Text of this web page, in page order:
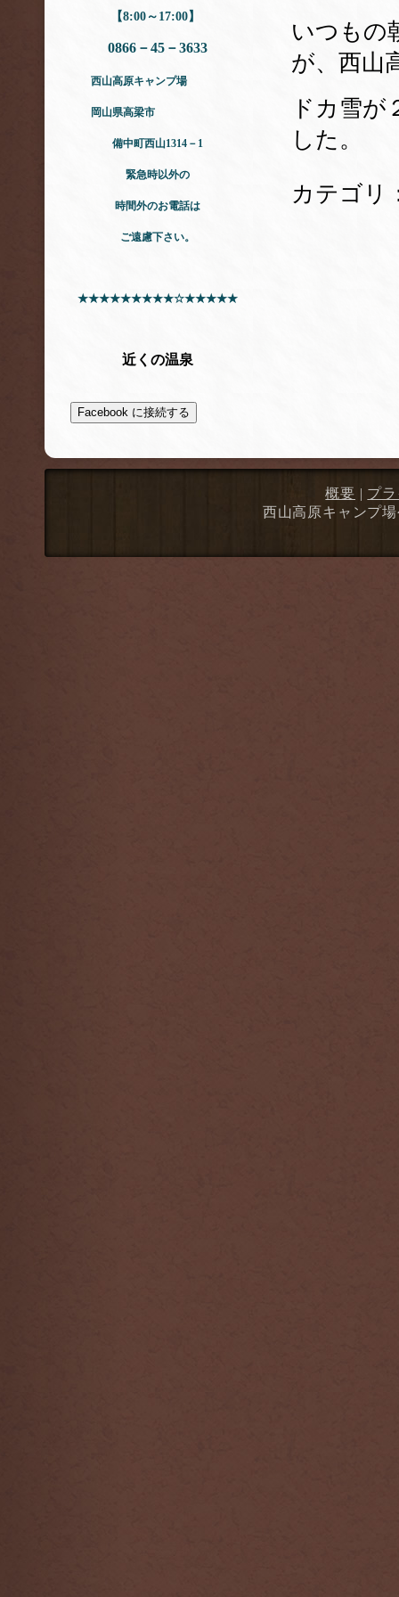
【8:00～17:00】
0866－45－3633
西山高原キャンプ場
岡山県高梁市
備中町西山1314－1
緊急時以外の
時間外のお電話は
ご遠慮下さい。
★★★★★★★★★☆★★★★★
近くの温泉
Facebook に接続する
いつもの
が、西山
ドカ雪が
した。
カテゴリ
概要 | プ
西山高原キャンプ